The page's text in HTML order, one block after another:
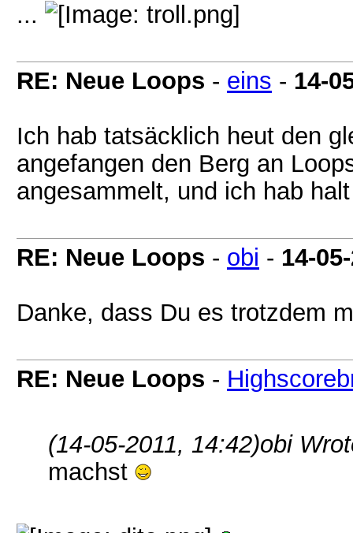
...
RE: Neue Loops - eins - 14-
Ich hab tatsäcklich heut den
angefangen den Berg an
angesammelt, und ich hab
RE: Neue Loops - obi - 14-
Danke, dass Du es trotzdem
RE: Neue Loops -
(14-05-2011, 14:42)obi
machst